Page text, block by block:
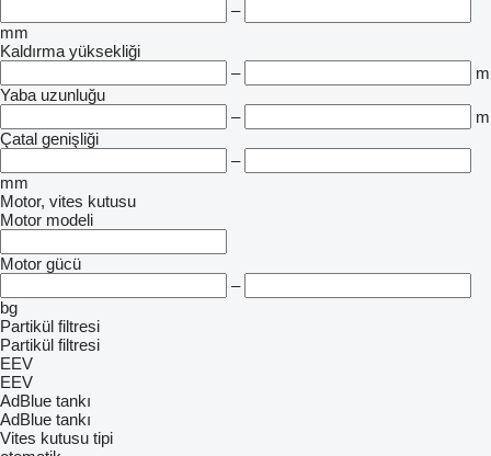
–
mm
Kaldırma yüksekliği
–
m
Yaba uzunluğu
–
m
Çatal genişliği
–
mm
Motor, vites kutusu
Motor modeli
Motor gücü
–
bg
Partikül filtresi
Partikül filtresi
EEV
EEV
AdBlue tankı
AdBlue tankı
Vites kutusu tipi